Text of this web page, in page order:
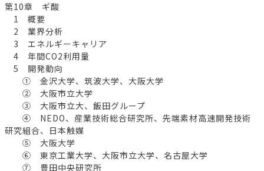
第10章 ギ酸
1 概要
2 業界分析
3 エネルギーキャリア
4 年間CO2利用量
5 開発動向
① 金沢大学、筑波大学、大阪大学
② 大阪市立大学
③ 大阪市立大、飯田グループ
④ NEDO、産業技術総合研究所、先端素材高速開発技術
研究組合、日本触媒
⑤ 大阪大学
⑥ 東京工業大学、大阪市立大学、名古屋大学
⑦ 豊田中央研究所